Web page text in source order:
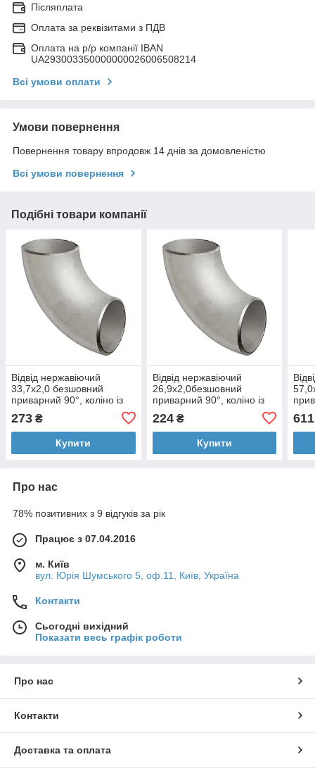
Післяплата
Оплата за реквізитами з ПДВ
Оплата на р/р компанії IBAN
UA293003350000000026006508214
Всі умови оплати
Умови повернення
Повернення товару впродовж 14 днів за домовленістю
Всі умови повернення
Подібні товари компанії
Відвід нержавіючий
33,7х2,0 безшовний
приварний 90°, коліно із
нержавіючої сталі AISI304
273 ₴
Купити
Відвід нержавіючий
26,9х2,0безшовний
приварний 90°, коліно із
нержавіючої сталі AISI304
224₴
Купити
611
Про нас
78% позитивних з 9 відгуків за рік
Працює з 07.04.2016
м. Київ
вул. Юрія Шумського 5, оф.11, Київ, Україна
Контакти
Сьогодні вихідний
Показати весь графік роботи
Про нас
Контакти
Доставка та оплата